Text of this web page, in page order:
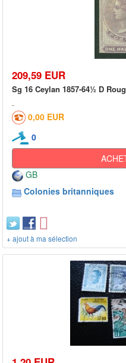
209,59 EUR
Sg 16 Ceylan 1857-64½ D
0,00 EUR
0
GB
Colonies britanniques
+ ajout à ma sélection